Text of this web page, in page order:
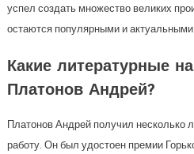
успел создать множество великих
остаются популярными и актуальными.
Какие литературные
Платонов Андрей?
Платонов Андрей получил несколько
работу. Он был удостоен премии